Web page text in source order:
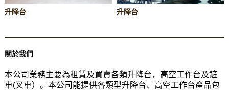
升降台 升降台
關於我們
本公司業務主要為租賃及買賣各類升降台，高空工作台及鏟
車(叉車） 。本公司能提供各類型升降台、高空工作台產品包